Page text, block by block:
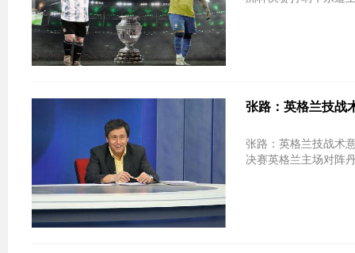
张路：英格兰技战
张路：英格兰技战术意识略高一筹 丹
决赛英格兰主场对阵